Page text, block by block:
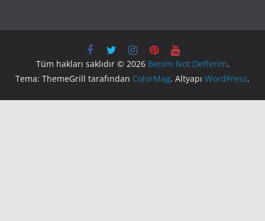
Tüm hakları saklıdır © 2026 Benim Not Defterim.
Tema: ThemeGrill tarafından ColorMag. Altyapı WordPress.